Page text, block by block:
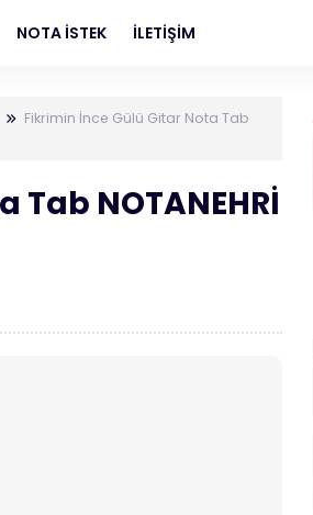
NOTA İSTEK İLETİŞİM
Fikrimin İnce Gülü Gitar Nota Tab
NOTANEHRİ